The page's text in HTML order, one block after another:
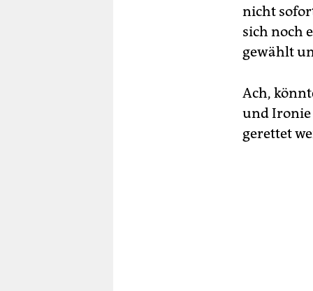
nicht
sich noch
gewählt
Ach,
und Ironie
gerettet